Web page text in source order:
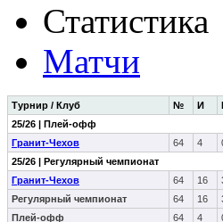
Статистика
Матчи
Турнир / Клуб № И
25/26 | Плей-офф
Гранит-Чехов
64 4
25/26 | Регулярный чемпионат
Гранит-Чехов
64 16
Регулярный чемпионат
64 16
Плей-офф
64 4